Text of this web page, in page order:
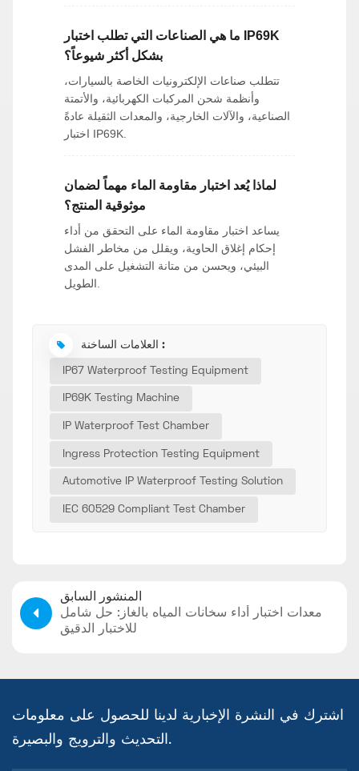
ما هي الصناعات التي تطلب اختبار IP69K
بشكل أكثر شيوعاً؟
تتطلب صناعات الإلكترونيات الخاصة بالسيارات،
وأنظمة شحن المركبات الكهربائية، والأتمتة
الصناعية، والآلات الخارجية، والمعدات الثقيلة عادةً
اختبار IP69K.
لماذا يُعد اختبار مقاومة الماء مهماً لضمان
موثوقية المنتج؟
يساعد اختبار مقاومة الماء على التحقق من أداء
إحكام إغلاق الحاوية، ويقلل من مخاطر الفشل
البيئي، ويحسن من متانة التشغيل على المدى
العلامات الساخنة :
IP67 Waterproof Testing Equipment
IP69K Testing Machine
IP Waterproof Test Chamber
Ingress Protection Testing Equipment
Automotive IP Waterproof Testing Solution
IEC 60529 Compliant Test Chamber
المنشور السابق
معدات اختبار أداء سخانات المياه بالغاز: حل شامل
للاختبار الدقيق
اشترك في النشرة الإخبارية لدينا للحصول على معلومات
التحديث والترويج والبصيرة.